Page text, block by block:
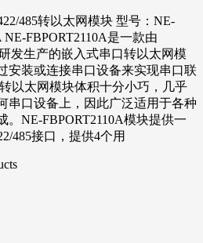
485转以太网模块 型号：NE-
NE-FBPORT2110A是一款由
发生产的嵌入式串口转以太网模
安装或连接串口设备来实现串口联
以太网模块体积十分小巧，几乎
串口设备上，因此广泛适用于各种
。NE-FBPORT2110A模块提供一
485接口，提供4个用